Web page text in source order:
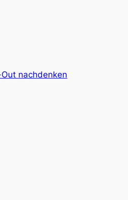
nachdenken